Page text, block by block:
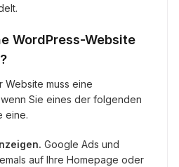
WordPress-Website
Website muss eine
Sie eines der folgenden
eine.
Google Ads und
auf Ihre Homepage oder